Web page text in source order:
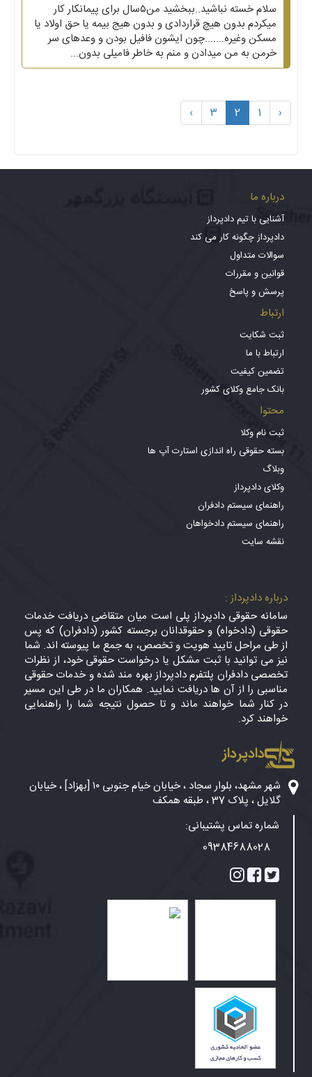
سلام خسته نباشید..ببخشید من۵سال برای پیمانکار کار
میکردم بدون هیچ قراردادی و بدون هیج بیمه یا حق اولاد یا
مسکن وغیره.......چون ایشون فافیل بودن و وعدهای سر
خرمن به من میدادن و منم به خاطر فامیلی بدون...
‹
1
2
3
›
درباره ما
آشنایی با تیم دادپرداز
دادپرداز چگونه کار می کند
سوالات متداول
قوانین و مقررات
پرسش و پاسخ
ارتباط
ثبت شکایت
ارتباط با ما
تضمین کیفیت
بانک جامع وکلای کشور
محتوا
ثبت نام وکلا
بسته حقوقی راه اندازی استارت آپ ها
وبلاگ
وکلای دادپرداز
راهنمای سیستم دادفران
راهنمای سیستم دادخواهان
نقشه سایت
درباره دادپرداز :
سامانه حقوقی دادپرداز پلی است میان متقاضی دریافت خدمات
حقوقی (دادخواه) و حقوقدانان برجسته کشور (دادفران) که پس
از طی مراحل تایید هویت و تخصص، به جمع ما پیوسته اند. شما
نیز می توانید با ثبت مشکل یا درخواست حقوقی خود، از نظرات
تخصصی دادفران پلتفرم دادپرداز بهره مند شده و خدمات حقوقی
مناسبی را از آن ها دریافت نمایید. همکاران ما در طی این مسیر
در کنار شما خواهند ماند و تا حصول نتیجه شما را راهنمایی
خواهند کرد.
دادپرداز
شهر مشهد، بلوار سجاد ، خیابان خیام جنوبی ۱۰ [بهزاد] ، خیابان
گلایل ، پلاک 37 ، طبقه همکف
شماره تماس پشتیبانی:
09384688028